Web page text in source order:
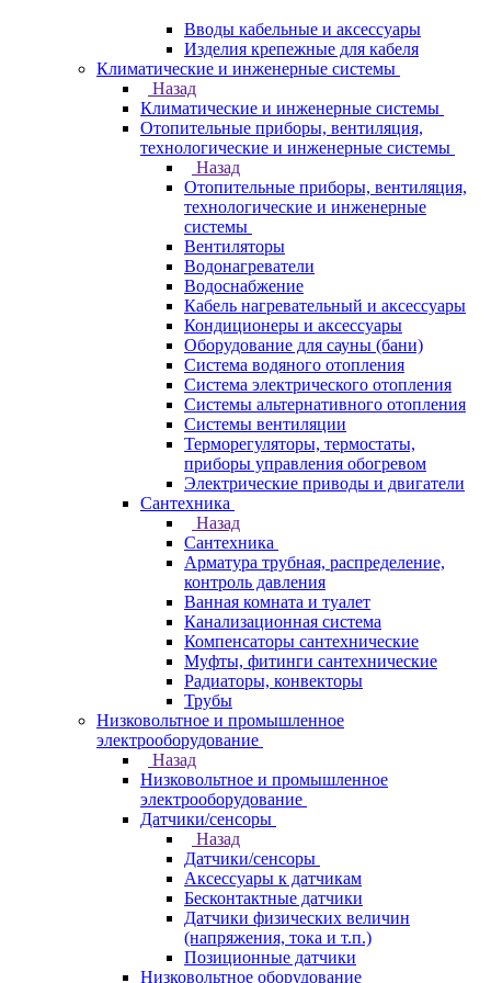
Вводы кабельные и аксессуары
Изделия крепежные для кабеля
Климатические и инженерные системы
Назад
Климатические и инженерные системы
Отопительные приборы, вентиляция,
технологические и инженерные системы
Назад
Отопительные приборы, вентиляция,
технологические и инженерные
системы
Вентиляторы
Водонагреватели
Водоснабжение
Кабель нагревательный и аксессуары
Кондиционеры и аксессуары
Оборудование для сауны (бани)
Система водяного отопления
Система электрического отопления
Системы альтернативного отопления
Системы вентиляции
Терморегуляторы, термостаты,
приборы управления обогревом
Электрические приводы и двигатели
Сантехника
Назад
Сантехника
Арматура трубная, распределение,
контроль давления
Ванная комната и туалет
Канализационная система
Компенсаторы сантехнические
Муфты, фитинги сантехнические
Радиаторы, конвекторы
Трубы
Низковольтное и промышленное
электрооборудование
Назад
Низковольтное и промышленное
электрооборудование
Датчики/сенсоры
Назад
Датчики/сенсоры
Аксессуары к датчикам
Бесконтактные датчики
Датчики физических величин
(напряжения, тока и т.п.)
Позиционные датчики
Низковольтное оборудование